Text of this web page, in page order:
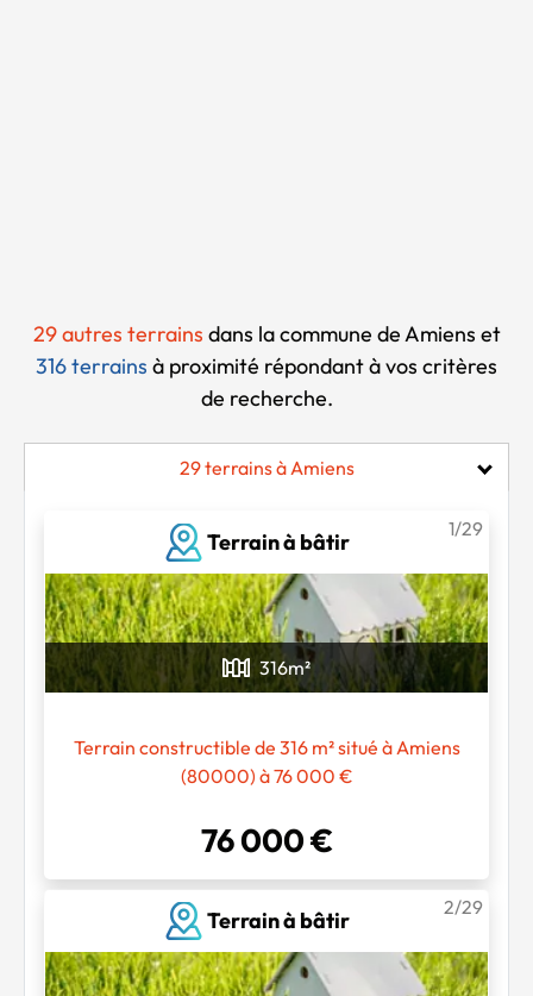
29 autres terrains dans la commune de Amiens et
316 terrains à proximité répondant à vos critères
de recherche.
29 terrains à Amiens
Terrain à bâtir
1/29
316m²
Terrain constructible de 316 m² situé à Amiens
(80000) à 76 000 €
76 000 €
Terrain à bâtir
2/29